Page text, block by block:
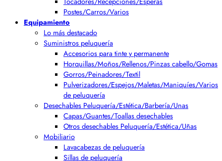
Postes/Carros/Varios
Equipamiento
Lo más destacado
Suministros peluquería
Accesorios para tinte y permanente
Horquillas/Moños/Rellenos/Pinzas cabello/Gomas
Gorros/Peinadores/Textil
Pulverizadores/Espejos/Maletas/Maniquíes/Varios
de peluquería
Desechables Peluquería/Estética/Barbería/Unas
Capas/Guantes/Toallas desechables
Otros desechables Peluquería/Estética/Uñas
Mobiliario
Lavacabezas de peluquería
Sillas de peluquería